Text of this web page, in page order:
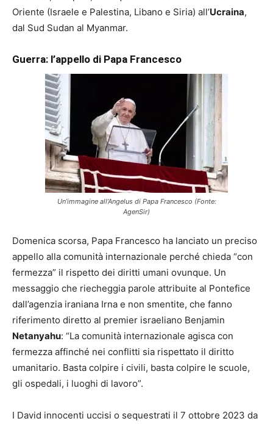
Oriente (Israele e Palestina, Libano e Siria) all’Ucraina,
dal Sud Sudan al Myanmar.
Guerra: l’appello di Papa Francesco
Un’immagine all’Angelus di Papa Francesco (Fonte:
AgenSir)
Domenica scorsa, Papa Francesco ha lanciato un preciso
appello alla comunità internazionale perché chieda “con
fermezza” il rispetto dei diritti umani ovunque. Un
messaggio che riecheggia parole attribuite al Pontefice
dall’agenzia iraniana Irna e non smentite, che fanno
riferimento diretto al premier israeliano Benjamin
Netanyahu: “La comunità internazionale agisca con
fermezza affinché nei conflitti sia rispettato il diritto
umanitario. Basta colpire i civili, basta colpire le scuole,
gli ospedali, i luoghi di lavoro”.
I David innocenti uccisi o sequestrati il 7 ottobre 2023 da